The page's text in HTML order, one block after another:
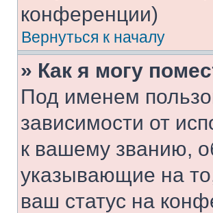
конференции)
Вернуться к началу
» Как я могу
Под именем
зависимости от
к вашему званию,
указывающие на
ваш статус на